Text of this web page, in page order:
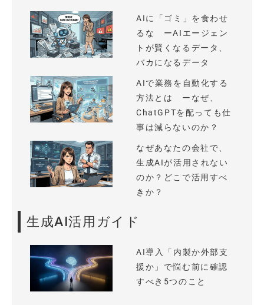
AIに「ゴミ」を食わせ
るな ーAIエージェン
トが賢くなるデータ、
バカになるデータ
AIで業務を自動化する
方法とは ーなぜ、
ChatGPTを配っても仕
事は減らないのか？
なぜあなたの会社で、
生成AIが活用されない
のか？どこで活用すべ
きか？
生成AI活用ガイド
AI導入「内製か外部支
援か」で悩む前に確認
すべき5つのこと